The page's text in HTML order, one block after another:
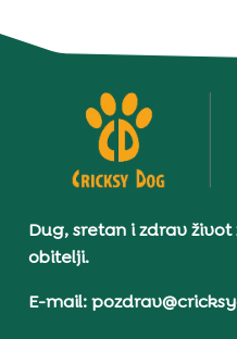
Dug, sretan i zdrav
obitelji.
E-mail: